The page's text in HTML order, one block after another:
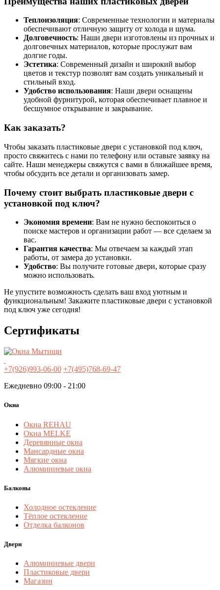
Теплоизоляция: Современные технологии и материалы
обеспечивают отличную защиту от холода и шума.
Долговечность: Наши двери изготовлены из прочных и
долговечных материалов, которые прослужат вам
долгие годы.
Эстетика: Современный дизайн и широкий выбор
цветов и текстур позволят вам создать уникальный и
стильный вход.
Удобство использования: Наши двери оснащены
удобной фурнитурой, которая обеспечивает плавное и
бесшумное открывание и закрывание.
Как заказать?
Чтобы заказать пластиковые двери с установкой под ключ,
просто свяжитесь с нами по телефону или оставьте заявку на
сайте. Наши менеджеры свяжутся с вами в ближайшее время,
чтобы обсудить все детали и организовать замер.
Почему стоит выбрать пластиковые двери с
установкой под ключ?
Экономия времени: Вам не нужно беспокоиться о
поиске мастеров и организации работ — все сделаем за
вас.
Гарантия качества: Мы отвечаем за каждый этап
работы, от замера до установки.
Удобство: Вы получите готовые двери, которые сразу
можно использовать.
Не упустите возможность сделать ваш вход уютным и
функциональным! Закажите пластиковые двери с установкой
под ключ уже сегодня!
Сертификаты
+7(926)993-06-00 +7(495)768-69-47
Ежедневно 09:00 - 21:00
Окна
Окна REHAU
Окна MELKE
Деревянные окна
Мансардные окна
Мягкие окна
Алюминиевые окна
Балконы
Холодное остекление
Тёплое остекление
Отделка балконов
Двери
Алюминиевые двери
Пластиковые двери
Магазин